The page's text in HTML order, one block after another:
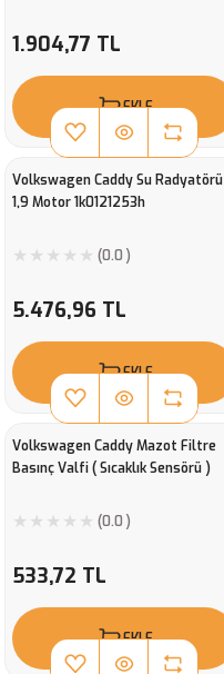
1.904,77 TL
EKLE
Volkswagen Caddy Su Radyatörü
1,9 Motor 1k0121253h
(0.0 )
5.476,96 TL
EKLE
Volkswagen Caddy Mazot Filtre
Basınç Valfi ( Sıcaklık Sensörü )
(0.0 )
533,72 TL
EKLE